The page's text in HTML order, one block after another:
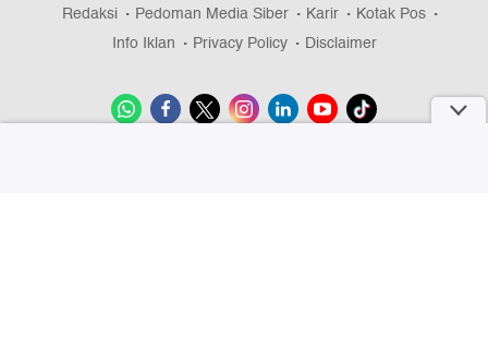
Redaksi Pedoman Media Siber Karir
Kotak Pos
Info Iklan
Privacy Policy Disclaimer